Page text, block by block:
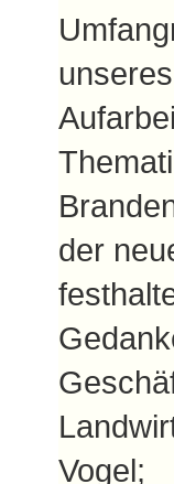
der
Vogel;